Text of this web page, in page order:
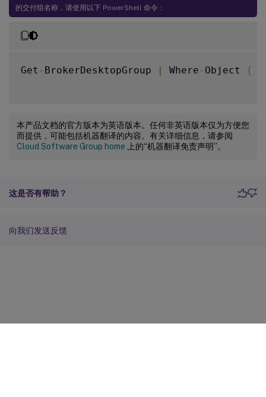
的交付组名称，请使用以下 PowerShell 命令：
Get - BrokerDesktopGroup | Where - Object {
本产品文档的官方版本为英语版本。任何非英语版本仅为方便您
而提供，可能包括机器翻译的内容。有关详细信息，请参阅
Cloud Software Group home 上的“机器翻译免责声明”。
这是否有帮助？
向我们发送反馈